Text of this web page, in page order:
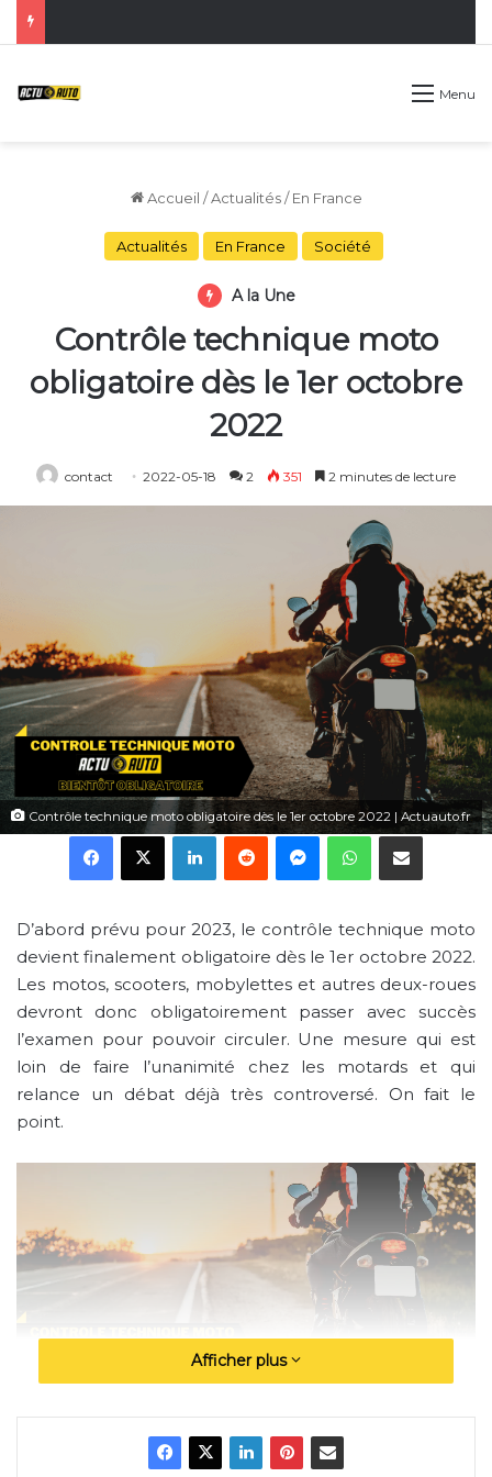
Menu
Accueil / Actualités / En France
Actualités En France Société
A la Une
Contrôle technique moto
obligatoire dès le 1er octobre
2022
contact 2022-05-18 2 351 2 minutes de lecture
Contrôle technique moto obligatoire dès le 1er octobre 2022 | Actuauto.fr
Facebook
X LinkedinRedditMessengerWhatsApp
Partager par email
D’abord prévu pour 2023, le contrôle technique moto
devient finalement obligatoire dès le 1er octobre 2022.
Les motos, scooters, mobylettes et autres deux-roues
devront donc obligatoirement passer avec succès
l’examen pour pouvoir circuler. Une mesure qui est
loin de faire l’unanimité chez les motards et qui
relance un débat déjà très controversé. On fait le
point.
Le conseil d’État tranche en
Afficher plus